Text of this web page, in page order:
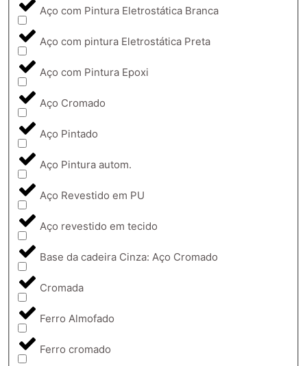
Aço com Pintura Eletrostática Branca
Aço com pintura Eletrostática Preta
Aço com Pintura Epoxi
Aço Cromado
Aço Pintado
Aço Pintura autom.
Aço Revestido em PU
Aço revestido em tecido
Base da cadeira Cinza: Aço Cromado
Cromada
Ferro Almofado
Ferro cromado